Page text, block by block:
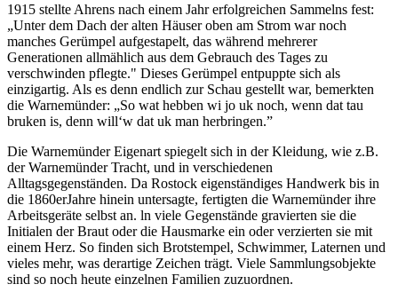
1915 stellte Ahrens nach einem Jahr erfolgreichen Sammelns fest:
„Unter dem Dach der alten Häuser oben am Strom war noch
manches Gerümpel aufgestapelt, das während mehrerer
Generationen allmählich aus dem Gebrauch des Tages zu
verschwinden pflegte." Dieses Gerümpel entpuppte sich als
einzigartig. Als es denn endlich zur Schau gestellt war, bemerkten
die Warnemünder: „So wat hebben wi jo uk noch, wenn dat tau
bruken is, denn will‘w dat uk man herbringen.”
Die Warnemünder Eigenart spiegelt sich in der Kleidung, wie z.B.
der Warnemünder Tracht, und in verschiedenen
Alltagsgegenständen. Da Rostock eigenständiges Handwerk bis in
die 1860erJahre hinein untersagte, fertigten die Warnemünder ihre
Arbeitsgeräte selbst an. ln viele Gegenstände gravierten sie die
Initialen der Braut oder die Hausmarke ein oder verzierten sie mit
einem Herz. So finden sich Brotstempel, Schwimmer, Laternen und
vieles mehr, was derartige Zeichen trägt. Viele Sammlungsobjekte
sind so noch heute einzelnen Familien zuzuordnen.